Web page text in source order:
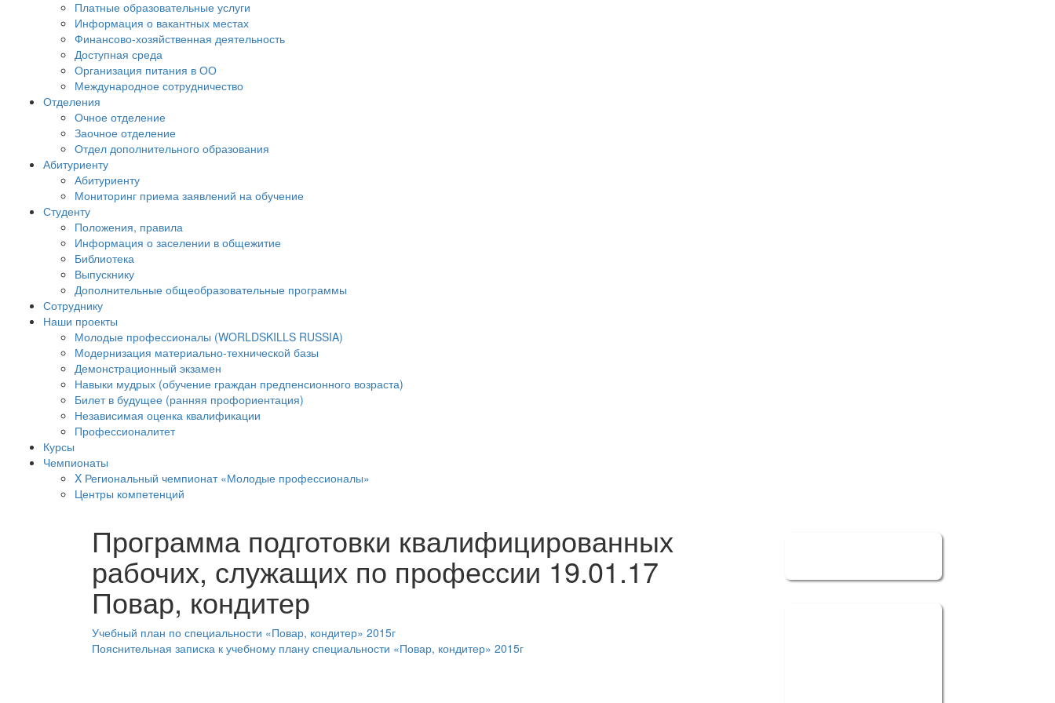
Платные образовательные услуги
Информация о вакантных местах
Финансово-хозяйственная деятельность
Доступная среда
Организация питания в ОО
Международное сотрудничество
Отделения
Очное отделение
Заочное отделение
Отдел дополнительного образования
Абитуриенту
Абитуриенту
Мониторинг приема заявлений на обучение
Студенту
Положения, правила
Информация о заселении в общежитие
Библиотека
Выпускнику
Дополнительные общеобразовательные программы
Сотруднику
Наши проекты
Молодые профессионалы (WORLDSKILLS RUSSIA)
Модернизация материально-технической базы
Демонстрационный экзамен
Навыки мудрых (обучение граждан предпенсионного возраста)
Билет в будущее (ранняя профориентация)
Независимая оценка квалификации
Профессионалитет
Курсы
Чемпионаты
X Региональный чемпионат «Молодые профессионалы»
Центры компетенций
Программа подготовки квалифицированных
рабочих, служащих по профессии 19.01.17
Повар, кондитер
Учебный план по специальности «Повар, кондитер» 2015г
Пояснительная записка к учебному плану специальности «Повар, кондитер» 2015г